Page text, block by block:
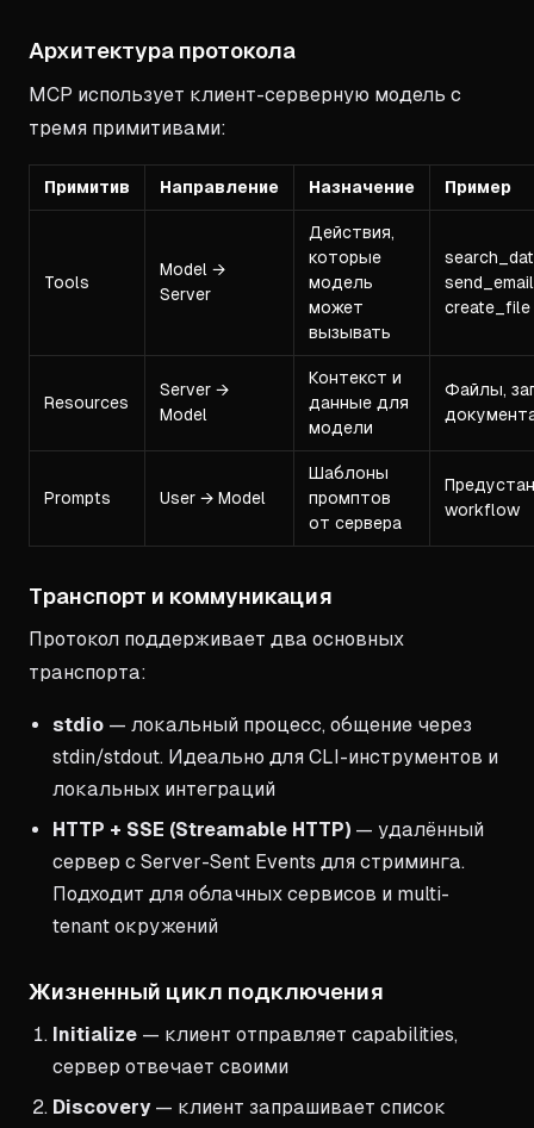
Архитектура протокола
MCP использует клиент-серверную модель с
тремя примитивами:
Примитив Направление Назначение Пример
Tools
Model →
Server
Действия,
которые
модель
может
вызывать
create_file
Resources
Server →
Model
Контекст и
данные для
модели
Файлы,
Prompts User → Model
Шаблоны
промптов
от сервера
workflow
Транспорт и коммуникация
Протокол поддерживает два основных
транспорта:
stdio — локальный процесс, общение через
stdin/stdout. Идеально для CLI-инструментов и
локальных интеграций
HTTP + SSE (Streamable HTTP) — удалённый
сервер с Server-Sent Events для стриминга.
Подходит для облачных сервисов и multi-
tenant окружений
Жизненный цикл подключения
Initialize — клиент отправляет capabilities,
сервер отвечает своими
Discovery— клиент запрашивает список